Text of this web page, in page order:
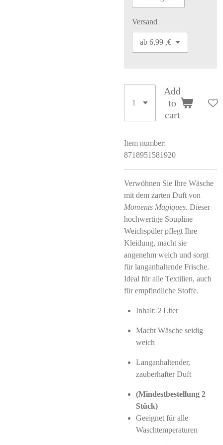
Versand
Add
to
cart
Item number:
8718951581920
Verwöhnen Sie Ihre Wäsche
mit dem zarten Duft von
Moments Magiques. Dieser
hochwertige Soupline
Weichspüler pflegt Ihre
Kleidung, macht sie
angenehm weich und sorgt
für langanhaltende Frische.
Ideal für alle Textilien, auch
für empfindliche Stoffe.
Inhalt: 2 Liter
Macht Wäsche seidig
weich
Langanhaltender,
zauberhafter Duft
(Mindestbestellung 2
Stück)
Geeignet für alle
Waschtemperaturen